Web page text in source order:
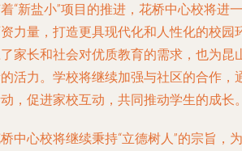
“新盐小”项目的推进，花桥中心校将进
力量，打造更具现代化和人性化的校园
家长和社会对优质教育的需求，也为昆
活力。学校将继续加强与社区的合作，
，促进家校互动，共同推动学生的成长。
中心校将继续秉持“立德树人”的宗旨，